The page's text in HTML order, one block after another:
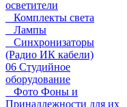
осветители
Комплекты света
Лампы
Синхронизаторы
(Радио ИК кабели)
06 Студийное
оборудование
Фото Фоны и
Принадлежности для их